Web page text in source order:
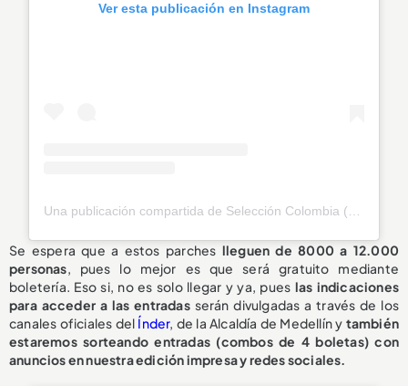
Ver esta publicación en Instagram
Una publicación compartida de Selección Colombia (@fcfseleccioncol)
Se espera que a estos parches lleguen de 8000 a 12.000
personas, pues lo mejor es que será gratuito mediante
boletería. Eso si, no es solo llegar y ya, pues las indicaciones
para acceder a las entradasserán divulgadas a través de los
canales oficiales del Índer, de la Alcaldía de Medellín y también
estaremos sorteando entradas (combos de 4 boletas) con
anuncios en nuestra edición impresa y redes sociales.